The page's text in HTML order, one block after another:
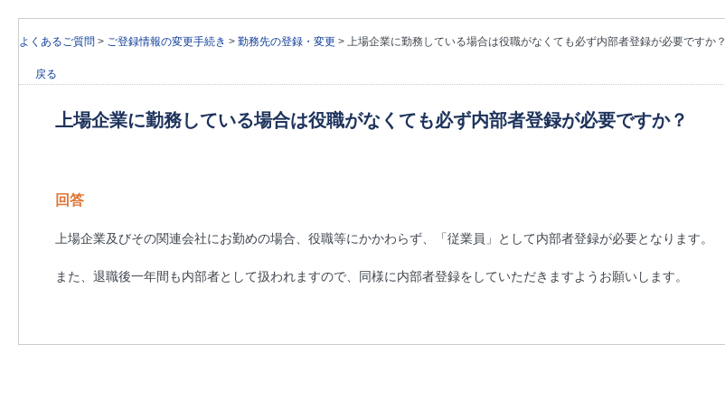
よくあるご質問 > ご登録情報の変更手続き > 勤務先の登録・変更 > 上場企業に勤務している場合は役職がなくても必ず内部者登録が必要ですか？
戻る
上場企業に勤務している場合は役職がなくても必ず内部者登録が必要ですか？
回答
上場企業及びその関連会社にお勤めの場合、役職等にかかわらず、「従業員」として内部者登録が必要となります。
また、退職後一年間も内部者として扱われますので、同様に内部者登録をしていただきますようお願いします。